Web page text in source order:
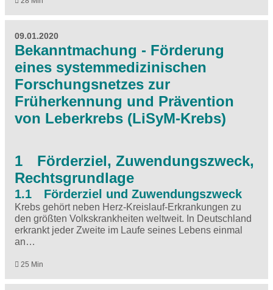
09.01.2020
Bekanntmachung - Förderung
eines systemmedizinischen
Forschungsnetzes zur
Früherkennung und Prävention
von Leberkrebs (LiSyM-Krebs)
1 Förderziel, Zuwendungszweck,
Rechtsgrundlage
1.1 Förderziel und Zuwendungszweck
Krebs gehört neben Herz-Kreislauf-Erkrankungen zu
den größten Volkskrankheiten weltweit. In Deutschland
erkrankt jeder Zweite im Laufe seines Lebens einmal
an…
25 Min